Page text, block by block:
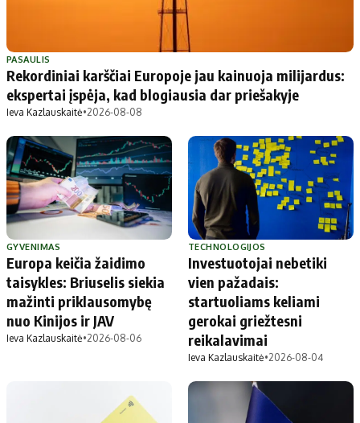
Dirbtinis intelektas
Gineso rekordai
Indėlių palūkanos
Ekonomikos naujienos
Didžiosios savivaldybės
Vilniaus miesto
Kauno miesto
Klaipėdos miesto
Panevėžio miesto
Šiaulių miesto
Alytaus miesto
Marijampolės
Kitos savivaldybės
Druskininkų
Utenos rajono
Jonavos rajono
Vilkaviškio rajono
Tauragės rajono
Palangos miesto
Prienų rajono
PASAULIS
Rekordiniai karščiai Europoje jau kainuoja milijardus:
ekspertai įspėja, kad blogiausia dar priešakyje
Ieva Kazlauskaitė•2026-08-08
GYVENIMAS
Europa keičia žaidimo
taisykles: Briuselis siekia
mažinti priklausomybę
nuo Kinijos ir JAV
Ieva Kazlauskaitė•2026-08-06
TECHNOLOGIJOS
Investuotojai nebetiki
vien pažadais:
startuoliams keliami
gerokai griežtesni
reikalavimai
Ieva Kazlauskaitė•2026-08-04